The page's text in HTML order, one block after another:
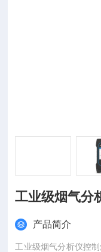
工业级烟气分
产品简介
工业级烟气分析仪控